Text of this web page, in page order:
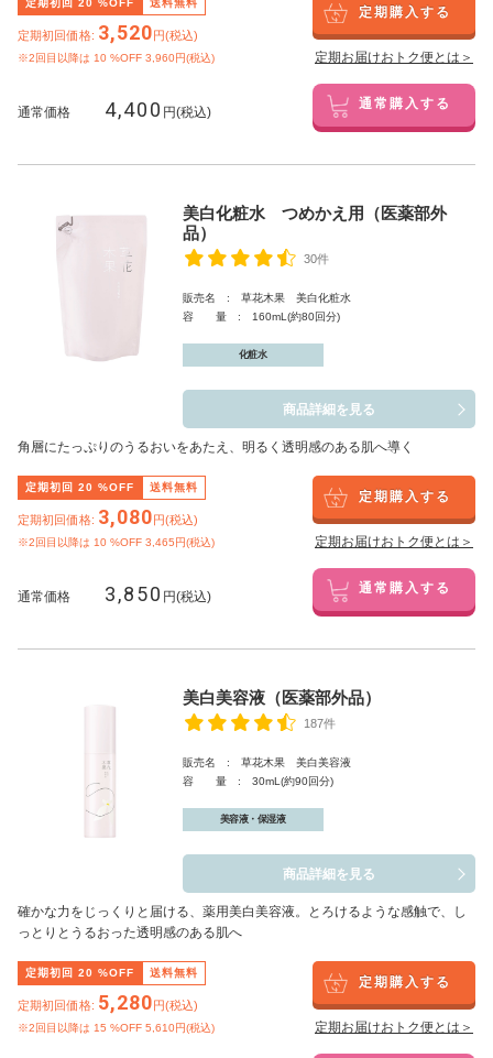
定期初回 20 %OFF 送料無料
定期初回価格: 3,520円(税込)
※2回目以降は 10 %OFF 3,960円(税込)
定期購入する
定期お届けおトク便とは＞
通常価格 4,400 円(税込) 通常購入する
美白化粧水 つめかえ用（医薬部外
品）
30件
販売名 : 草花木果 美白化粧水
容 量 : 160mL(約80回分)
化粧水
商品詳細を見る
角層にたっぷりのうるおいをあたえ、明るく透明感のある肌へ導く
定期初回 20 %OFF 送料無料
定期初回価格: 3,080円(税込)
※2回目以降は 10 %OFF 3,465円(税込)
定期購入する
定期お届けおトク便とは＞
通常価格 3,850 円(税込) 通常購入する
美白美容液（医薬部外品）
187件
販売名 : 草花木果 美白美容液
容 量 : 30mL(約90回分)
美容液・保湿液
商品詳細を見る
確かな力をじっくりと届ける、薬用美白美容液。とろけるような感触で、し
っとりとうるおった透明感のある肌へ
定期初回 20 %OFF 送料無料
定期初回価格: 5,280円(税込)
※2回目以降は 15 %OFF 5,610円(税込)
定期購入する
定期お届けおトク便とは＞